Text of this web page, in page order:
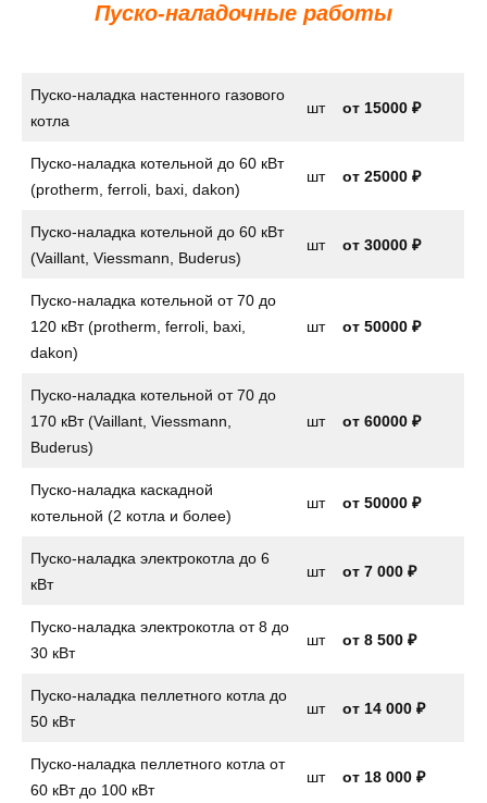
Пуско-наладочные работы
Пуско-наладка настенного газового
котла
шт от 15000 ₽
Пуско-наладка котельной до 60 кВт
(protherm, ferroli, baxi, dakon)
шт от 25000 ₽
Пуско-наладка котельной до 60 кВт
(Vaillant, Viessmann, Buderus)
шт от 30000 ₽
Пуско-наладка котельной от 70 до
120 кВт (protherm, ferroli, baxi,
dakon)
шт от 50000 ₽
Пуско-наладка котельной от 70 до
170 кВт (Vaillant, Viessmann,
Buderus)
шт от 60000 ₽
Пуско-наладка каскадной
котельной (2 котла и более)
шт от 50000 ₽
Пуско-наладка электрокотла до 6
кВт
шт от 7 000 ₽
Пуско-наладка электрокотла от 8 до
30 кВт
шт от 8 500 ₽
Пуско-наладка пеллетного котла до
50 кВт
шт от 14 000 ₽
Пуско-наладка пеллетного котла от
60 кВт до 100 кВт
шт от 18 000 ₽